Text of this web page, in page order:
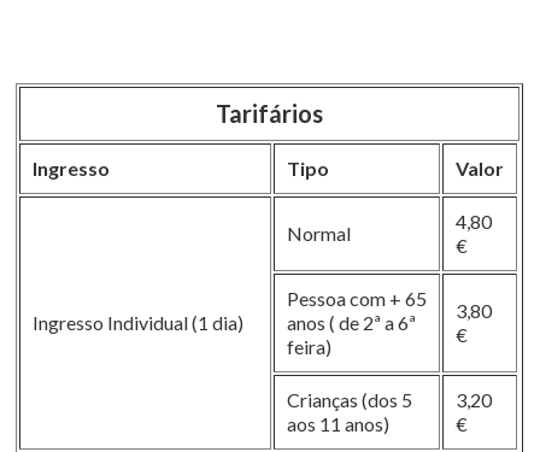
Tarifários
Ingresso Tipo Valor
Ingresso Individual (1 dia)
Normal
4,80
€
Pessoa com + 65
anos ( de 2ª a 6ª
feira)
3,80
€
Crianças (dos 5
aos 11 anos)
3,20
€